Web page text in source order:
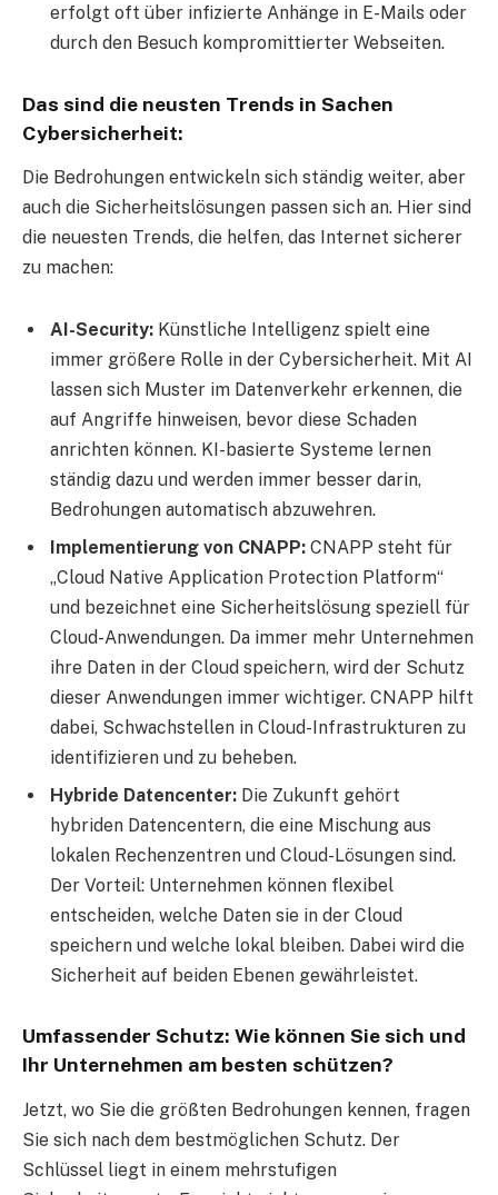
erfolgt oft über infizierte Anhänge in E-Mails oder
durch den Besuch kompromittierter Webseiten.
Das sind die neusten Trends in Sachen
Cybersicherheit:
Die Bedrohungen entwickeln sich ständig weiter, aber
auch die Sicherheitslösungen passen sich an. Hier sind
die neuesten Trends, die helfen, das Internet sicherer
zu machen:
AI-Security: Künstliche Intelligenz spielt eine
immer größere Rolle in der Cybersicherheit. Mit AI
lassen sich Muster im Datenverkehr erkennen, die
auf Angriffe hinweisen, bevor diese Schaden
anrichten können. KI-basierte Systeme lernen
ständig dazu und werden immer besser darin,
Bedrohungen automatisch abzuwehren.
Implementierung von CNAPP: CNAPP steht für
„Cloud Native Application Protection Platform“
und bezeichnet eine Sicherheitslösung speziell für
Cloud-Anwendungen. Da immer mehr Unternehmen
ihre Daten in der Cloud speichern, wird der Schutz
dieser Anwendungen immer wichtiger. CNAPP hilft
dabei, Schwachstellen in Cloud-Infrastrukturen zu
identifizieren und zu beheben.
Hybride Datencenter: Die Zukunft gehört
hybriden Datencentern, die eine Mischung aus
lokalen Rechenzentren und Cloud-Lösungen sind.
Der Vorteil: Unternehmen können flexibel
entscheiden, welche Daten sie in der Cloud
speichern und welche lokal bleiben. Dabei wird die
Sicherheit auf beiden Ebenen gewährleistet.
Umfassender Schutz: Wie können Sie sich und
Ihr Unternehmen am besten schützen?
Jetzt, wo Sie die größten Bedrohungen kennen, fragen
Sie sich nach dem bestmöglichen Schutz. Der
Schlüssel liegt in einem mehrstufigen